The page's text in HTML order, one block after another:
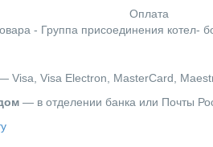
Оплата
- Группа присоединения
Visa, Visa Electron, MasterCard,
— в отделении банка или Почты